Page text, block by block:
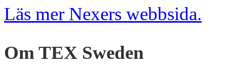
Läs mer Nexers webbsida.
Om TEX Sweden